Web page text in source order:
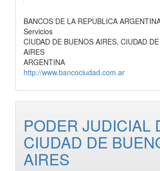
BANCOS DE LA REPUBLICA
Servicios
CIUDAD DE BUENOS AIRES, CIUDAD
AIRES
ARGENTINA
http://www.bancociudad.com.ar
PODER JUDICIAL
CIUDAD DE
AIRES